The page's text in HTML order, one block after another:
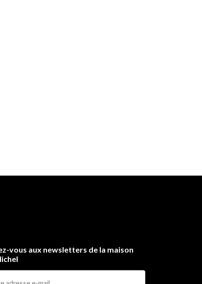
vous aux newsletters de la maison